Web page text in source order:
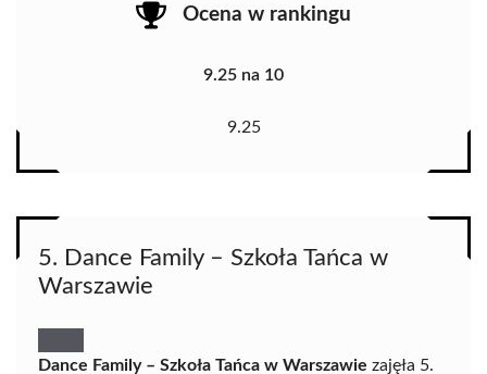
Ocena w rankingu
9.25 na 10
9.25
5. Dance Family – Szkoła Tańca w
Warszawie
Dance Family – Szkoła Tańca w Warszawie zajęła 5.